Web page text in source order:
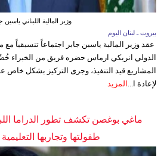
وزير المالية اللبناني ياسين
بيروت ـ لبنان اليوم
عقد وزير المالية ياسين جابر اجتماعاً تنسيقياً
الدولي انريكي ارماس حضره فريق من الخبراء
لإعادة ا... المزيد
ماغي بوغصن تكشف تطور الدراما
طفولتها وتجاربها التعليمية